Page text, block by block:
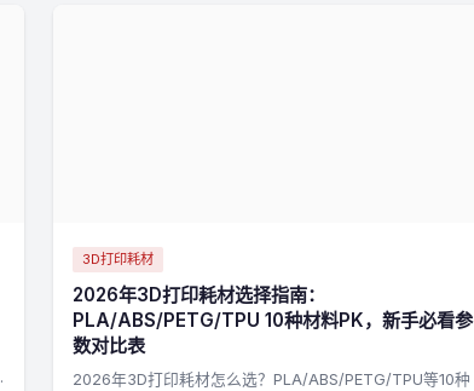
3D打印耗材
2026年3D打印耗材选择指南：
PLA/ABS/PETG/TPU 10种材料PK，新手必看参
数对比表
2026年3D打印耗材怎么选？PLA/ABS/PETG/TPU等10种